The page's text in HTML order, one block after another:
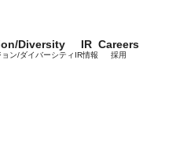
Diversity
ン/ダイバーシティ
IR
IR情報
Careers
採用